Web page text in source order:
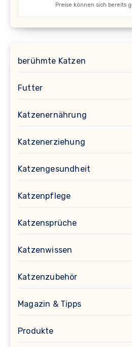
Preise können sich bereits
berühmte Katzen
Futter
Katzenernährung
Katzenerziehung
Katzengesundheit
Katzenpflege
Katzensprüche
Katzenwissen
Katzenzubehör
Magazin & Tipps
Produkte